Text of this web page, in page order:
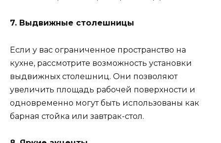
7. Выдвижные столешницы
Если у вас ограниченное пространство на
кухне, рассмотрите возможность установки
выдвижных столешниц. Они позволяют
увеличить площадь рабочей поверхности и
одновременно могут быть использованы как
барная стойка или завтрак-стол.